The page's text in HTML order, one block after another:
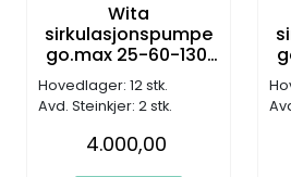
Wita
sirkulasjonspumpe
go.max 25-60-130,
DN25, G1 1/2", 6,0m
(H)
Hovedlager: 12 stk.
Avd. Steinkjer: 2 stk.
4.000,00